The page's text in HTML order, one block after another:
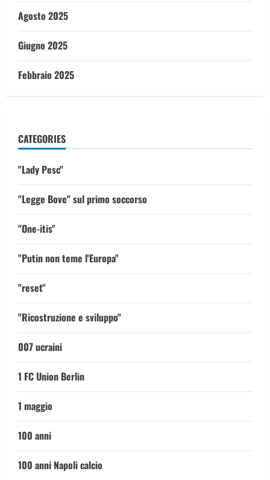
Agosto 2025
Giugno 2025
Febbraio 2025
CATEGORIES
"Lady Pesc"
"Legge Bove" sul primo soccorso
"One-itis"
"Putin non teme l'Europa"
"reset"
"Ricostruzione e sviluppo"
007 ucraini
1 FC Union Berlin
1 maggio
100 anni
100 anni Napoli calcio